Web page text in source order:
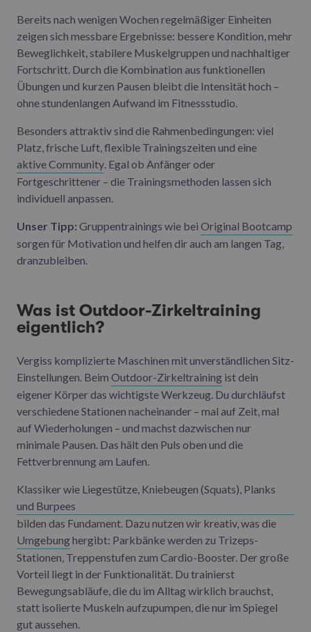
Bereits nach wenigen Wochen regelmäßiger Einheiten
zeigen sich messbare Ergebnisse: bessere Kondition, mehr
Beweglichkeit, stabilere Muskelgruppen und nachhaltiger
Fortschritt. Durch die Kombination aus funktionellen
Übungen und kurzen Pausen bleibt die Intensität hoch –
ohne stundenlangen Aufwand im Fitnessstudio.
Besonders attraktiv sind die Rahmenbedingungen: viel
Platz, frische Luft, flexible Trainingszeiten und eine
aktive Community. Egal ob Anfänger oder
Fortgeschrittener – die Trainingsmethoden lassen sich
individuell anpassen.
Unser Tipp: Gruppentrainings wie bei Original Bootcamp
sorgen für Motivation und helfen dir auch am langen Tag,
dranzubleiben.
Was ist Outdoor-Zirkeltraining
eigentlich?
Vergiss komplizierte Maschinen mit unverständlichen Sitz-
Einstellungen. Beim Outdoor-Zirkeltraining ist dein
eigener Körper das wichtigste Werkzeug. Du durchläufst
verschiedene Stationen nacheinander – mal auf Zeit, mal
auf Wiederholungen – und machst dazwischen nur
minimale Pausen. Das hält den Puls oben und die
Fettverbrennung am Laufen.
Klassiker wie Liegestütze, Kniebeugen (Squats), Planks
und Burpees
bilden das Fundament. Dazu nutzen wir kreativ, was die
Umgebunghergibt: Parkbänke werden zu Trizeps-
Stationen, Treppenstufen zum Cardio-Booster. Der große
Vorteil liegt in der Funktionalität. Du trainierst
Bewegungsabläufe, die du im Alltag wirklich brauchst,
statt isolierte Muskeln aufzupumpen, die nur im Spiegel
gut aussehen.